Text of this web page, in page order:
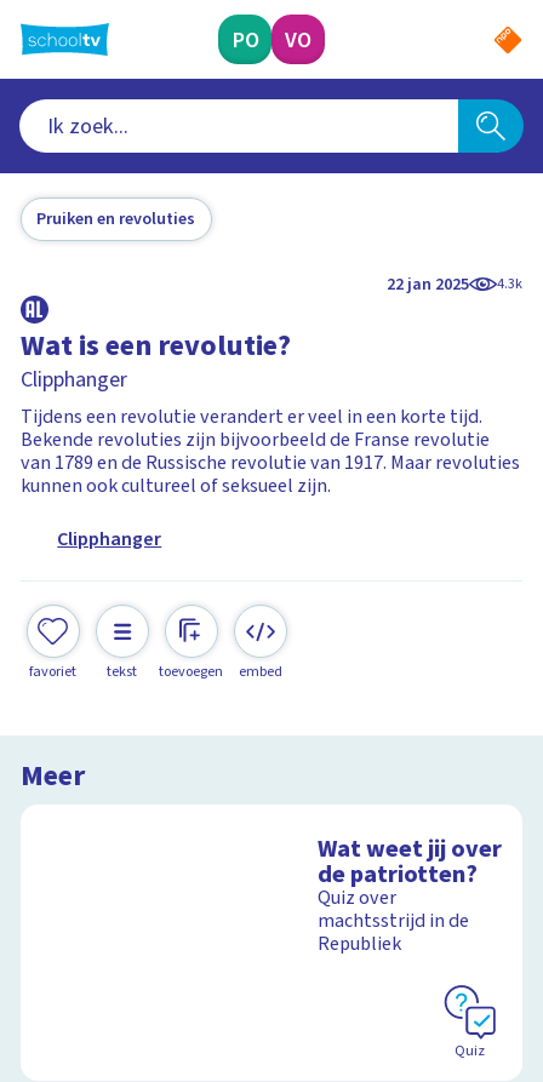
naar
hoofdinhoud
PO VO
Pruiken en revoluties
22 jan 2025 4.3k
Wat is een revolutie?
Clipphanger
Tijdens een revolutie verandert er veel in een korte tijd.
Bekende revoluties zijn bijvoorbeeld de Franse revolutie
van 1789 en de Russische revolutie van 1917. Maar revoluties
kunnen ook cultureel of seksueel zijn.
Clipphanger
favoriet tekst toevoegen embed
Meer
Wat weet jij over
de patriotten?
Quiz over
machtsstrijd in de
Republiek
Quiz